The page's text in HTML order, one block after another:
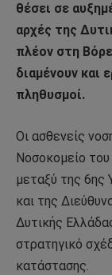
θέσει σε
αρχές της
πλέον στη
διαμένουν και
πληθυσμοί.
Οι ασθενείς
Νοσοκομείο
μεταξύ της 6ης
και της
Δυτικής
στρατηγικό
κατάστασης.